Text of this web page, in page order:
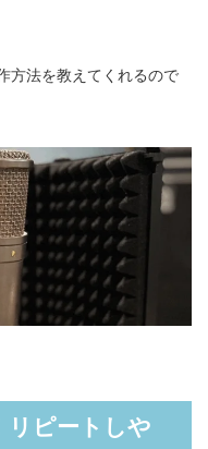
方法を教えてくれるので
リピートしや